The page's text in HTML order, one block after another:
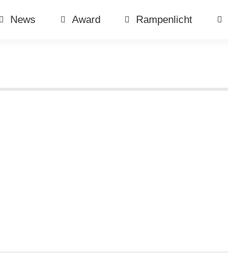
News Award Rampenlicht